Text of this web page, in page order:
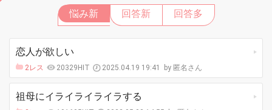
悩み新 回答新 回答多
恋人が欲しい
2レス 20329HIT 2025.04.19 19:41 匿名さん
祖母にイライライライラする